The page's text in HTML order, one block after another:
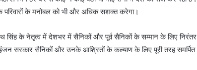
परिवारों के मनोबल को भी और अधिक सशक्त करेगा।
सिंह के नेतृत्व में देशभर में सैनिकों और पूर्व सैनिकों के सम्मान के लिए निरंतर
सरकार सैनिकों और उनके आश्रितों के कल्याण के लिए पूरी तरह समर्पित